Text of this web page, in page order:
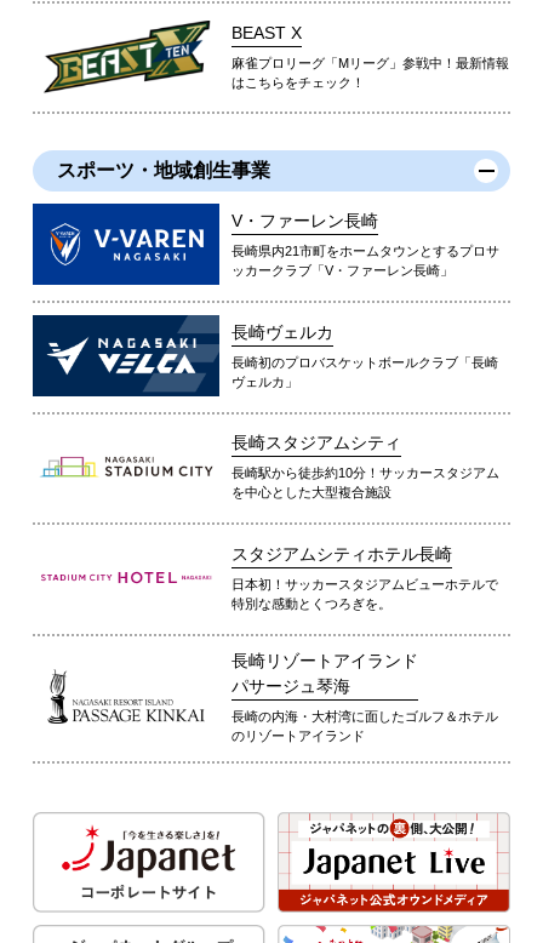
BEAST X
麻雀プロリーグ「Mリーグ」参戦中！最新情報
はこちらをチェック！
スポーツ・地域創生事業
V・ファーレン長崎
長崎県内21市町をホームタウンとするプロサ
ッカークラブ「V・ファーレン長崎」
長崎ヴェルカ
長崎初のプロバスケットボールクラブ「長崎
ヴェルカ」
長崎スタジアムシティ
長崎駅から徒歩約10分！サッカースタジアム
を中心とした大型複合施設
スタジアムシティホテル長崎
日本初！サッカースタジアムビューホテルで
特別な感動とくつろぎを。
長崎リゾートアイランド
パサージュ琴海
長崎の内海・大村湾に面したゴルフ＆ホテル
のリゾートアイランド